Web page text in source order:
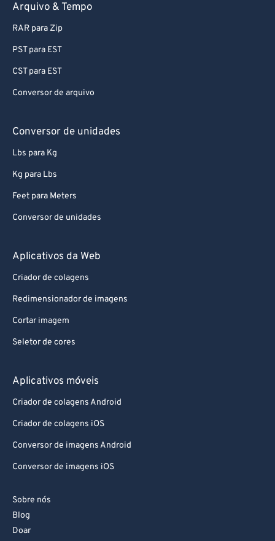
Arquivo & Tempo
RAR para Zip
PST para EST
CST para EST
Conversor de arquivo
Conversor de unidades
Lbs para Kg
Kg para Lbs
Feet para Meters
Conversor de unidades
Aplicativos da Web
Criador de colagens
Redimensionador de imagens
Cortar imagem
Seletor de cores
Aplicativos móveis
Criador de colagens Android
Criador de colagens iOS
Conversor de imagens Android
Conversor de imagens iOS
Sobre nós
Blog
Doar